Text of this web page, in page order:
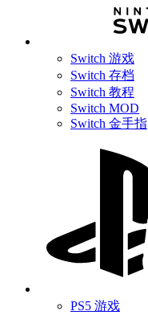
Switch 游戏
Switch 存档
Switch 教程
Switch MOD
Switch 金手指
PS5 游戏